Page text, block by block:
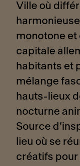
Ville où
monotone et
capitale
habitants et
mélange
hauts-lieux
nocturne
Source
lieu où se
créatifs pour